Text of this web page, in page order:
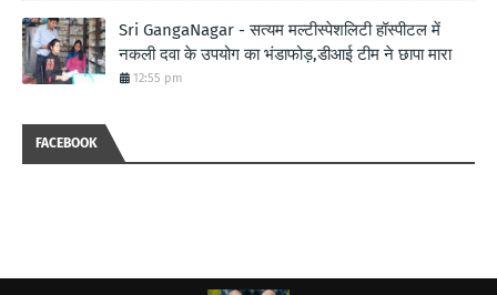
Sri GangaNagar - सत्यम मल्टीस्पेशलिटी हॉस्पीटल में
नकली दवा के उपयोग का भंडाफोड़,डीआई टीम ने छापा मारा
12:55 pm
FACEBOOK